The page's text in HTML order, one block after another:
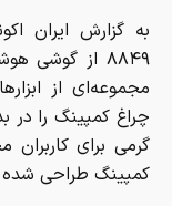
به گزارش ایران
مجموعه‌ای از
گرمی برای
کمپینگ طراحی